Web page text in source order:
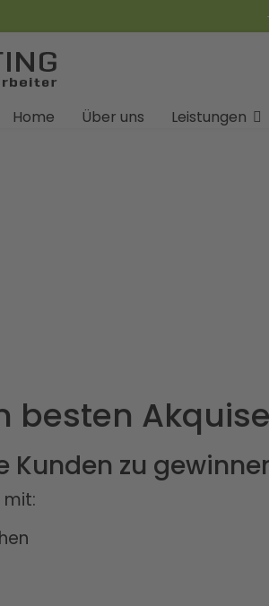
Home Über uns Leistungen
Kunden zu
mit: